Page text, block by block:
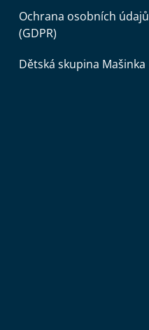
Ochrana osobních údajů
(GDPR)
Dětská skupina Mašinka